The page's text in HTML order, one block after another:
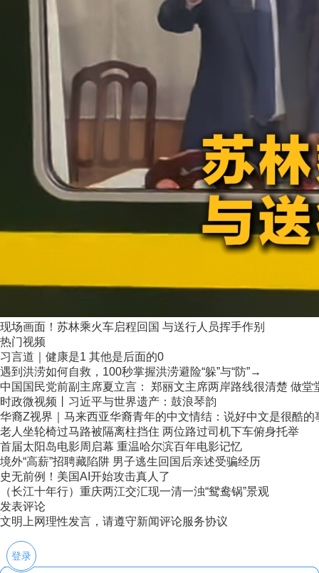
现场画面！苏林乘火车启程回国 与送行人员挥手作别
热门视频
习言道｜健康是1 其他是后面的0
遇到洪涝如何自救，100秒掌握洪涝避险“躲”与“防”→
中国国民党前副主席夏立言： 郑丽文主席两岸路线很清楚 做堂
时政微视频丨习近平与世界遗产：鼓浪琴韵
华裔Z视界｜马来西亚华裔青年的中文情结：说好中文是很酷的
老人坐轮椅过马路被隔离柱挡住 两位路过司机下车俯身托举
首届太阳岛电影周启幕 重温哈尔滨百年电影记忆
境外“高薪”招聘藏陷阱 男子逃生回国后亲述受骗经历
史无前例！美国AI开始攻击真人了
（长江十年行）重庆两江交汇现一清一浊“鸳鸯锅”景观
发表评论
文明上网理性发言，请遵守新闻评论服务协议
登录